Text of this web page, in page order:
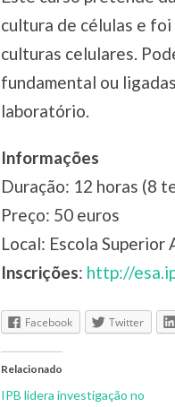
cultura de células e foi
culturas celulares.
fundamental ou
laboratório.
Informações
Duração: 12 horas (8
Preço: 50 euros
Local: Escola
Inscrições: http://
Facebook Twitter
Relacionado
IPB lidera investigação no